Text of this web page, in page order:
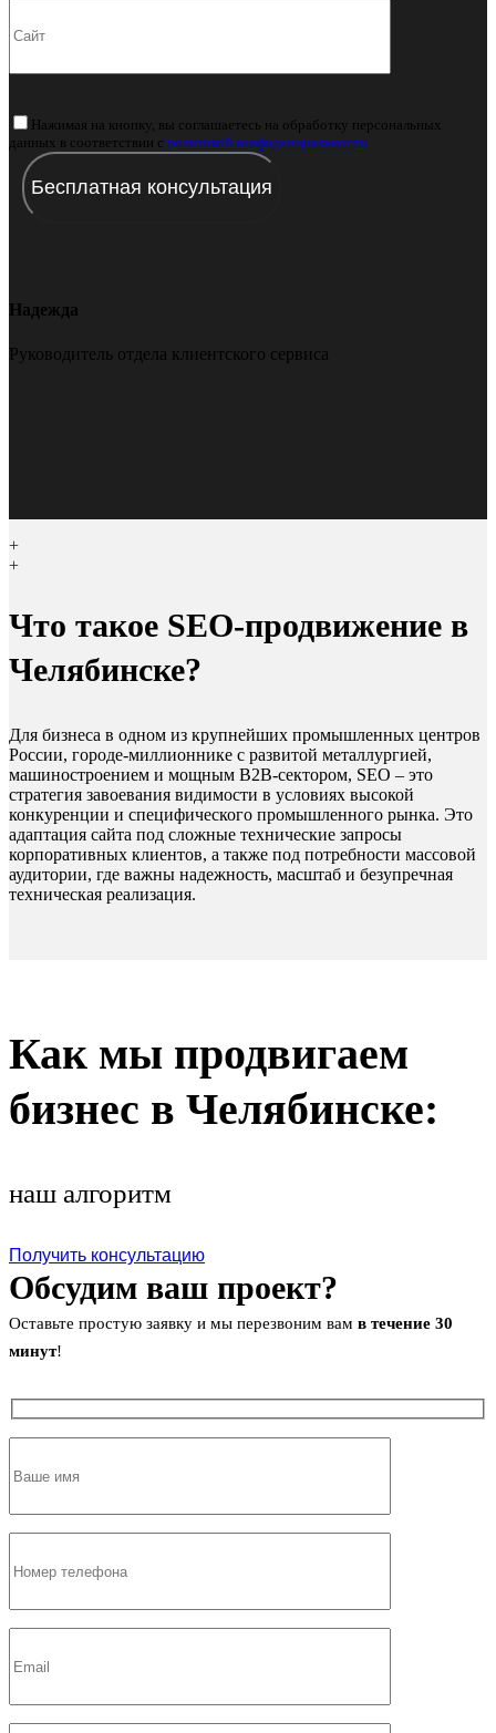
Нажимая на кнопку, вы соглашаетесь на обработку персональных
данных в соответствии с политикой конфиденциальности
Надежда
Руководитель отдела клиентского сервиса
+
+
Что такое SEO-продвижение в
Челябинске?
Для бизнеса в одном из крупнейших промышленных центров
России, городе-миллионнике с развитой металлургией,
машиностроением и мощным B2B-сектором, SEO – это
стратегия завоевания видимости в условиях высокой
конкуренции и специфического промышленного рынка. Это
адаптация сайта под сложные технические запросы
корпоративных клиентов, а также под потребности массовой
аудитории, где важны надежность, масштаб и безупречная
техническая реализация.
Как мы продвигаем
бизнес в Челябинске:
наш алгоритм
Получить консультацию
Обсудим ваш проект?
Оставьте простую заявку и мы перезвоним вам в течение 30
минут!